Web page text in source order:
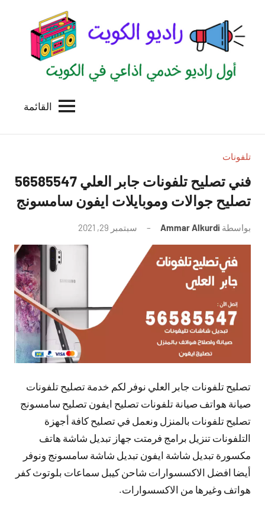
المحتوى
الكويت
للاعلانات
بالكويت
القائمة
تلفونات
فني تصليح تلفونات جابر العلي 56585547
تصليح جوالات وموبايلات ايفون سامسونج
بواسطة Ammar Alkurdi سبتمبر 29, 2021
توجد
تعليقات
تصليح تلفونات جابر العلي نوفر لكم خدمة تصليح تلفونات
صيانة هواتف صيانة تلفونات تصليح ايفون تصليح سامسونج
تصليح تلفونات بالمنزل ونعمل في تصليح كافة أجهزة
التلفونات تنزيل برامج فرمتت جهاز تبديل شاشة هاتف
مكسورة تبديل شاشة ايفون تبديل شاشة سامسونج ونوفر
أيضا افضل الاكسسوارات شاحن كيبل سماعات بلوتوث كفر
هواتف وغيرها من الاكسسوارات.